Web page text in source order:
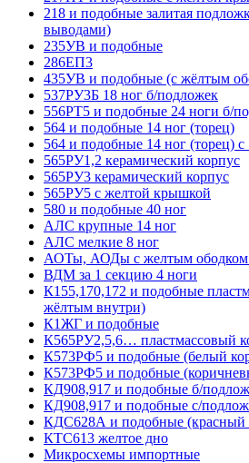
218 и подобные залитая
выводами)
235УВ и подобные
286ЕП3
435УВ и подобные (с жёлтым
537РУ3Б 18 ног б/подложек
556РТ5 и подобные 24 ноги б/
564 и подобные 14 ног (торец)
564 и подобные 14 ног (торец) с
565РУ1,2 керамический корпус
565РУ3 керамический корпус
565РУ5 с желтой крышкой
580 и подобные 40 ног
АЛС крупные 14 ног
АЛС мелкие 8 ног
АОТы, АОДы с желтым ободком
ВДМ за 1 секцию 4 ноги
К155,170,172 и подобные
жёлтым внутри)
К1ЖГ и подобные
К565РУ2,5,6… пластмассовый
К573РФ5 и подобные (белый
К573РФ5 и подобные
КД908,917 и подобные б/
КД908,917 и подобные с/
КДС628А и подобные (красный
КТС613 желтое дно
Микросхемы импортные